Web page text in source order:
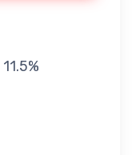
11.5%